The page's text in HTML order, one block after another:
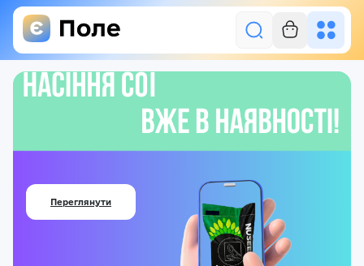
Засоби захисту рослин
Добрива
Переглянути